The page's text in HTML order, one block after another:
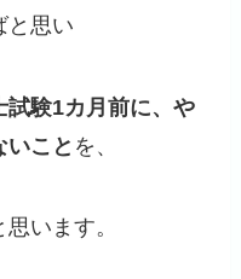
と思い
試験1カ月前に、や
いこと を、
います。